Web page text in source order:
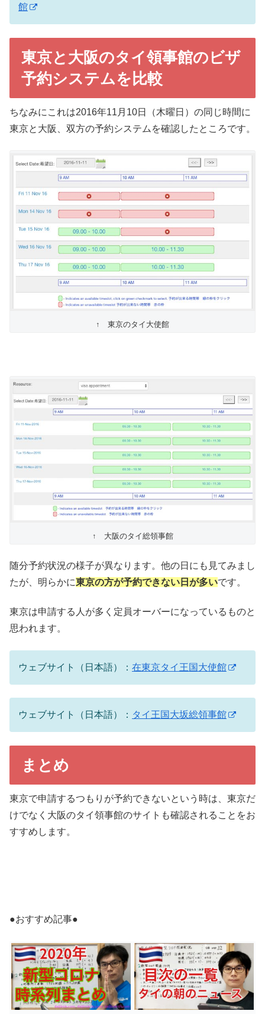
館
東京と大阪のタイ領事館のビザ
予約システムを比較
ちなみにこれは2016年11月10日（木曜日）の同じ時間に
東京と大阪、双方の予約システムを確認したところです。
↑ 東京のタイ大使館
↑ 大阪のタイ総領事館
随分予約状況の様子が異なります。他の日にも見てみまし
たが、明らかに東京の方が予約できない日が多いです。
東京は申請する人が多く定員オーバーになっているものと
思われます。
ウェブサイト（日本語）： 在東京タイ王国大使館
ウェブサイト（日本語）： タイ王国大坂総領事館
まとめ
東京で申請するつもりが予約できないという時は、東京だ
けでなく大阪のタイ領事館のサイトも確認されることをお
すすめします。
●おすすめ記事●